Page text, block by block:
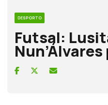
DESPORTO
Futsal: